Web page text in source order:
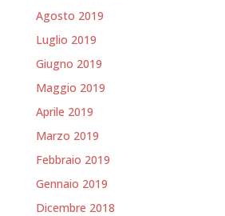
Agosto 2019
Luglio 2019
Giugno 2019
Maggio 2019
Aprile 2019
Marzo 2019
Febbraio 2019
Gennaio 2019
Dicembre 2018